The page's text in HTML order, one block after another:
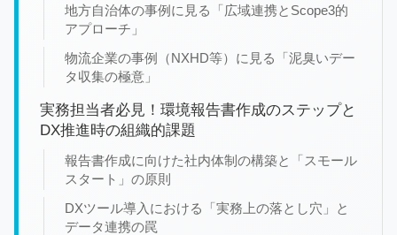
地方自治体の事例に見る「広域連携とScope3的
アプローチ」
物流企業の事例（NXHD等）に見る「泥臭いデー
タ収集の極意」
実務担当者必見！環境報告書作成のステップと
DX推進時の組織的課題
報告書作成に向けた社内体制の構築と「スモール
スタート」の原則
DXツール導入における「実務上の落とし穴」と
データ連携の罠